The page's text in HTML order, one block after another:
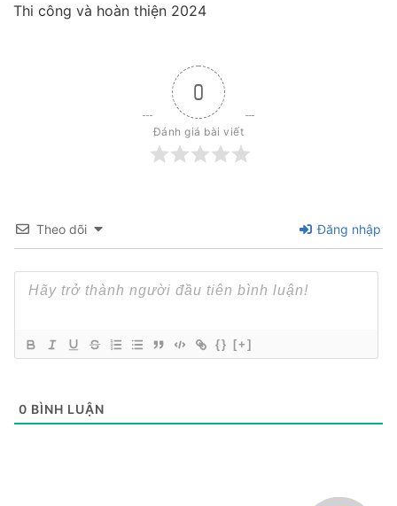
Thi công và hoàn thiện 2024
0
Đánh giá bài viết
Theo dõi Đăng nhập
{} [+]
0 BÌNH LUẬN